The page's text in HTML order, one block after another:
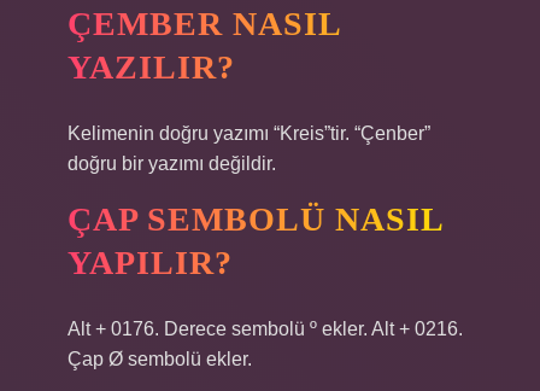
ÇEMBER NASIL
YAZILIR?
Kelimenin doğru yazımı “Kreis”tir. “Çenber”
doğru bir yazımı değildir.
ÇAP SEMBOLÜ NASIL
YAPILIR?
Alt + 0176. Derece sembolü º ekler. Alt + 0216.
Çap Ø sembolü ekler.